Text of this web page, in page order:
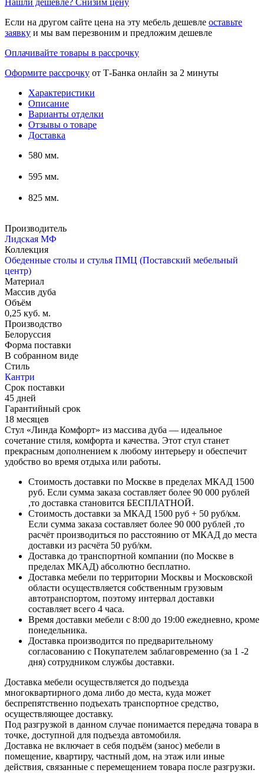
Нашли дешевле? Снизим цену
Если на другом сайте цена на эту мебель дешевле оставьте
заявку и мы вам перезвоним и предложим дешевле
Оплачивайте товары в рассрочку
Оформите рассрочку от Т-Банка онлайн за 2 минуты
Характеристики
Описание
Варианты отделки
Отзывы о товаре
Доставка
580 мм.
595 мм.
825 мм.
Производитель
Лидская МФ
Коллекция
Обеденные столы и стулья ПМЦ (Поставский мебельный
центр)
Материал
Массив дуба
Объём
0,25 куб. м.
Производство
Белоруссия
Форма поставки
В собранном виде
Стиль
Кантри
Срок поставки
45 дней
Гарантийный срок
18 месяцев
Стул «Линда Комфорт» из массива дуба — идеальное
сочетание стиля, комфорта и качества. Этот стул станет
прекрасным дополнением к любому интерьеру и обеспечит
удобство во время отдыха или работы.
Стоимость доставки по Москве в пределах МКАД 1500
руб. Если сумма заказа составляет более 90 000 рублей
,то доставка становится БЕСПЛАТНОЙ.
Стоимость доставки за МКАД 1500 руб + 50 руб/км.
Если сумма заказа составляет более 90 000 рублей ,то
расчёт производиться по расстоянию от МКАД до места
доставки из расчёта 50 руб/км.
Доставка до транспортной компании (по Москве в
пределах МКАД) абсолютно бесплатно.
Доставка мебели по территории Москвы и Московской
области осуществляется собственным грузовым
автотранспортом, поэтому интервал доставки
составляет всего 4 часа.
Время доставки мебели с 8:00 до 19:00 ежедневно, кроме
понедельника.
Доставка производится по предварительному
согласованию с Покупателем заблаговременно (за 1 -2
дня) сотрудником службы доставки.
Доставка мебели осуществляется до подъезда
многоквартирного дома либо до места, куда может
беспрепятственно подъехать транспортное средство,
осуществляющее доставку.
Под разгрузкой в данном случае понимается передача товара в
точке, доступной для подъезда автомобиля.
Доставка не включает в себя подъём (занос) мебели в
помещение, квартиру, частный дом, на этаж или иные
действия, связанные с перемещением товара после разгрузки.